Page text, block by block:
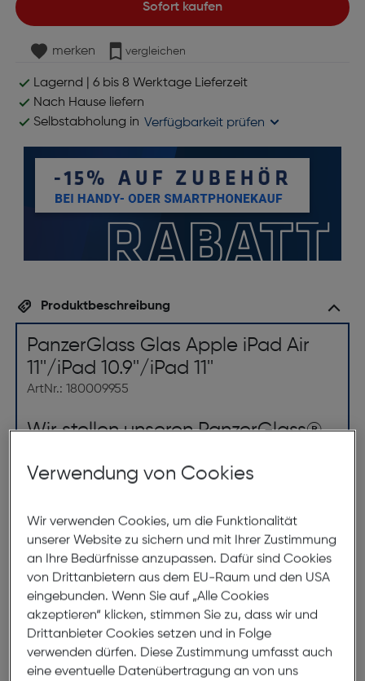
Sofort kaufen
merken vergleichen
Lagernd | 6 bis 8 Werktage Lieferzeit
Nach Hause liefern
Selbstabholung in Verfügbarkeit prüfen
Produktbeschreibung
PanzerGlass Glas Apple iPad Air
11''/iPad 10.9''/iPad 11''
ArtNr.: 180009955
Wir stellen unseren PanzerGlass®
Glas besteht.
Kinder lieben ihre Tablets - sie lassen sie fallen,
knallen, zerkratzen und stoßen sie an. Das ist einfach
Alltag. Und genau dafür ist diese PanzerGlass®
Displayschutz gemacht: Es schützt dein Tablet vor
den Gefahren des Alltags. Versehentliche Stöße
gegen scharfkantige Tischecken oder Stürze auf
steinharte Böden sind für die kratz- und stoßfesten
Schichten kein Problem.
Der Bildschirmschutz lässt sich leicht anbringen und
Verwendung von Cookies
Wir verwenden Cookies, um die Funktionalität
unserer Website zu sichern und mit Ihrer Zustimmung
an Ihre Bedürfnisse anzupassen. Dafür sind Cookies
von Drittanbietern aus dem EU-Raum und den USA
eingebunden. Wenn Sie auf „Alle Cookies
akzeptieren“ klicken, stimmen Sie zu, dass wir und
Drittanbieter Cookies setzen und in Folge
verwenden dürfen. Diese Zustimmung umfasst auch
eine eventuelle Datenübertragung an von uns